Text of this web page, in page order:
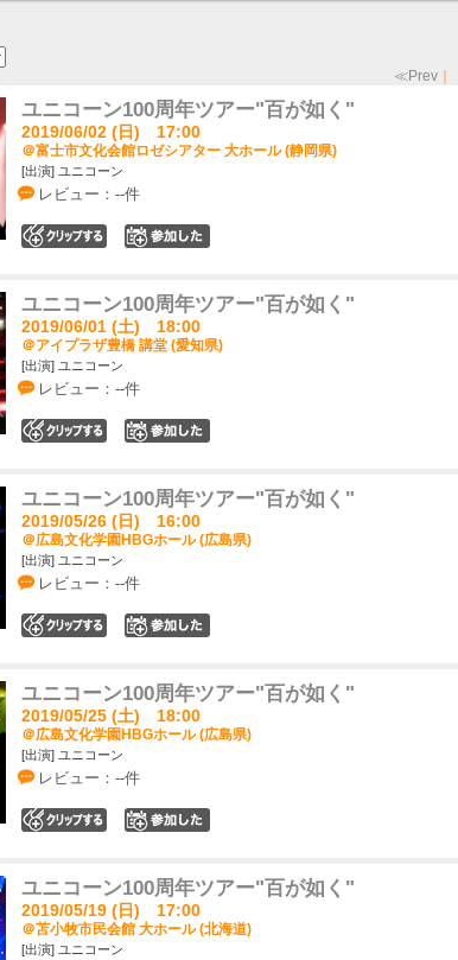
≪Prev ｜
ユニコーン100周年ツアー"百が如く"
2019/06/02 (日) 17:00
＠富士市文化会館ロゼシアター 大ホール (静岡県)
[出演] ユニコーン
レビュー：--件
ユニコーン100周年ツアー"百が如く"
2019/06/01 (土) 18:00
＠アイプラザ豊橋 講堂 (愛知県)
[出演] ユニコーン
レビュー：--件
ユニコーン100周年ツアー"百が如く"
2019/05/26 (日) 16:00
＠広島文化学園HBGホール (広島県)
[出演] ユニコーン
レビュー：--件
ユニコーン100周年ツアー"百が如く"
2019/05/25 (土) 18:00
＠広島文化学園HBGホール (広島県)
[出演] ユニコーン
レビュー：--件
ユニコーン100周年ツアー"百が如く"
2019/05/19 (日) 17:00
＠苫小牧市民会館 大ホール (北海道)
[出演] ユニコーン